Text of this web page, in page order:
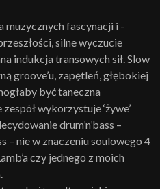
muzycznych fascynacji i -
silne wyczucie
indukcja transowych sił. Slow
groove’u, zapętleń, głębokiej
być taneczna
wykorzystuje ‘żywe’
drum’n’bass –
– nie w znaczeniu soulowego 4
czy jednego z moich